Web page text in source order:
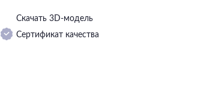
Скачать 3D-модель
Сертификат качества